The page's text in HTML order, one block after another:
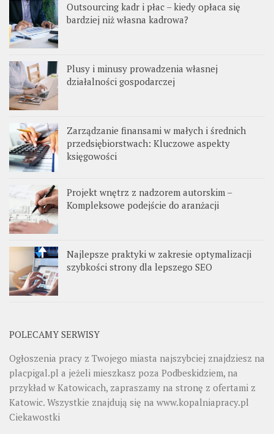
Outsourcing kadr i płac – kiedy opłaca się
bardziej niż własna kadrowa?
Plusy i minusy prowadzenia własnej
działalności gospodarczej
Zarządzanie finansami w małych i średnich
przedsiębiorstwach: Kluczowe aspekty
księgowości
Projekt wnętrz z nadzorem autorskim –
Kompleksowe podejście do aranżacji
Najlepsze praktyki w zakresie optymalizacji
szybkości strony dla lepszego SEO
POLECAMY SERWISY
Ogłoszenia pracy z Twojego miasta najszybciej znajdziesz na
placpigal.pl a jeżeli mieszkasz poza Podbeskidziem, na
przykład w Katowicach, zapraszamy na stronę z ofertami z
Katowic. Wszystkie znajdują się na www.kopalniapracy.pl
Ciekawostki